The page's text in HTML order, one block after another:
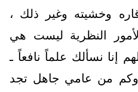
وخشيته وغير ذلك ،
النظرية ليست هي
إنا نسألك علماً نافعاً ـ
. وكم من عامي جاهل تجد